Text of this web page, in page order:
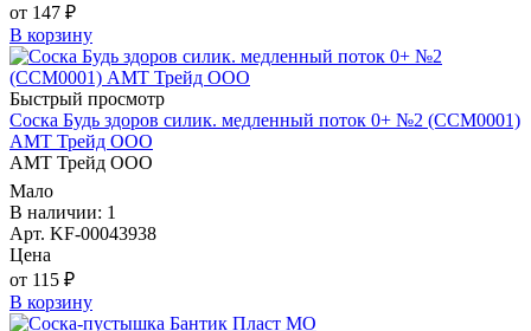
от 147 ₽
В корзину
Быстрый просмотр
Соска Будь здоров силик. медленный поток 0+ №2 (ССМ0001)
АМТ Трейд ООО
АМТ Трейд ООО
Мало
В наличии: 1
Арт. KF-00043938
Цена
от 115 ₽
В корзину